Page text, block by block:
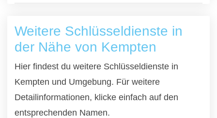
Weitere Schlüsseldienste in
der Nähe von Kempten
Hier findest du weitere Schlüsseldienste in
Kempten und Umgebung. Für weitere
Detailinformationen, klicke einfach auf den
entsprechenden Namen.